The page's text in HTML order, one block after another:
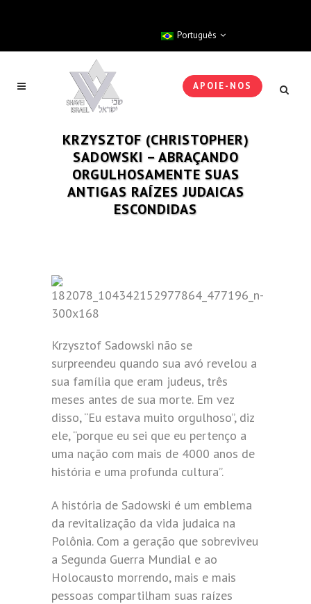
Português
APOIE-NOS
KRZYSZTOF (CHRISTOPHER)
SADOWSKI – ABRAÇANDO
ORGULHOSAMENTE SUAS
ANTIGAS RAÍZES JUDAICAS
ESCONDIDAS
Krzysztof Sadowski não se
surpreendeu quando sua avó revelou a
sua família que eram judeus, três
meses antes de sua morte. Em vez
disso, “Eu estava muito orgulhoso”, diz
ele, “porque eu sei que eu pertenço a
uma nação com mais de 4000 anos de
história e uma profunda cultura”.
A história de Sadowski é um emblema
da revitalização da vida judaica na
Polônia. Com a geração que sobreviveu
a Segunda Guerra Mundial e ao
Holocausto morrendo, mais e mais
pessoas compartilham suas raízes